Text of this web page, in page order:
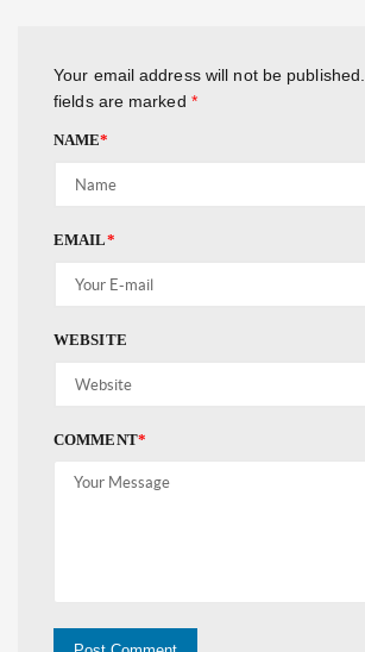
Your email address will not be published.
fields are marked *
NAME*
EMAIL*
WEBSITE
COMMENT*